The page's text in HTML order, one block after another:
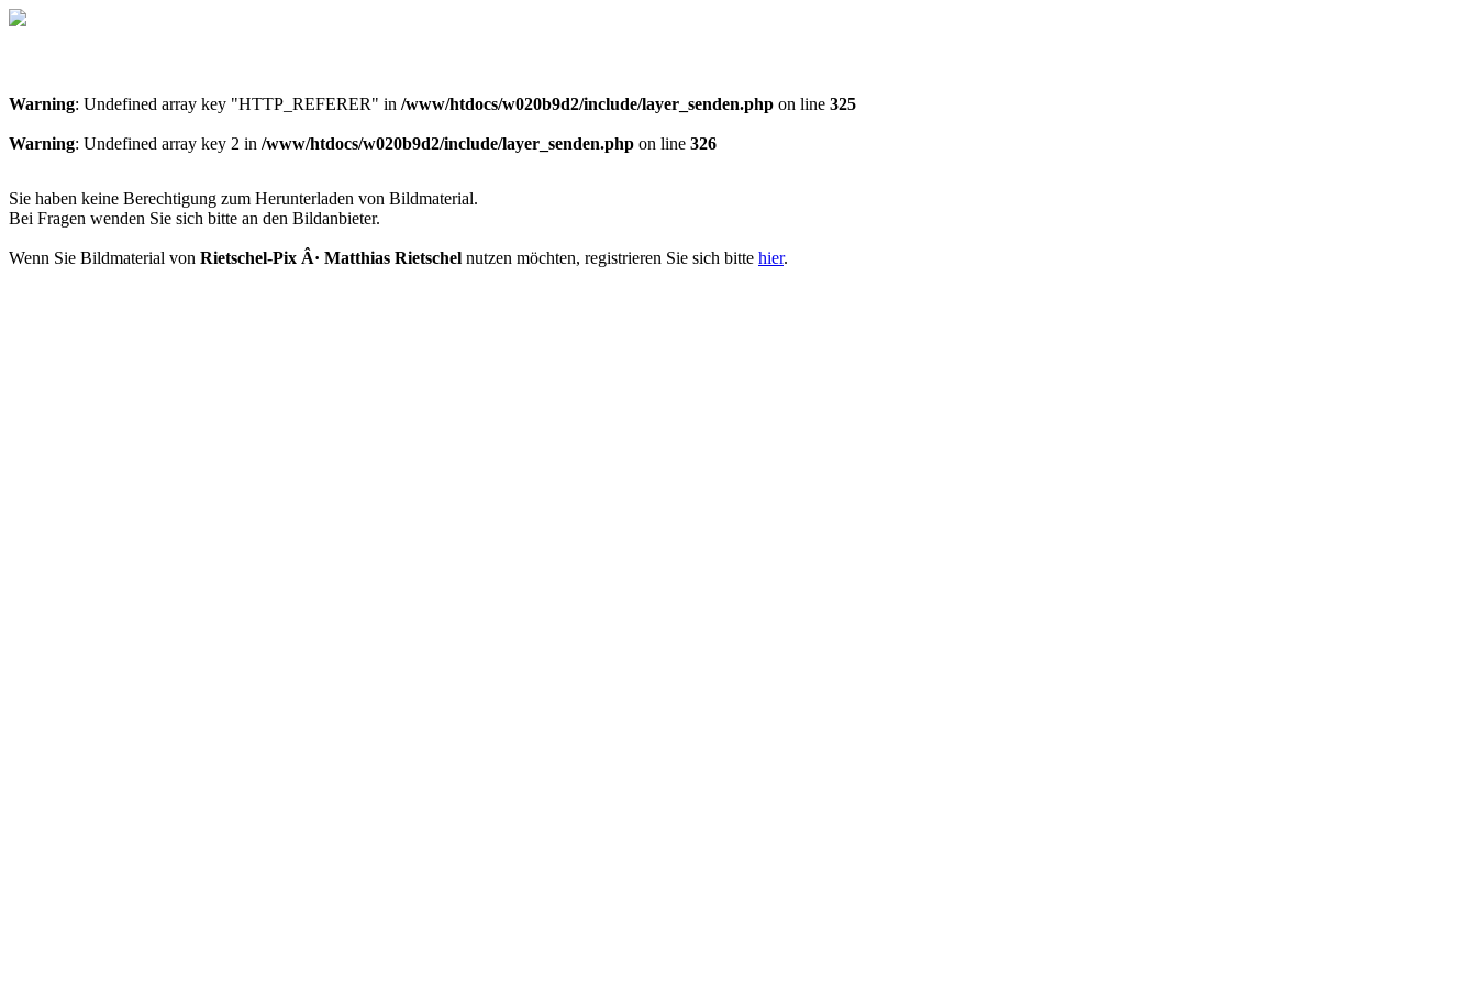
Warning: Undefined array key "HTTP_REFERER" in /www/htdocs/w020b9d2/include/layer_senden.php on line 325
Warning: Undefined array key 2 in /www/htdocs/w020b9d2/include/layer_senden.php on line 326
Sie haben keine Berechtigung zum Herunterladen von Bildmaterial.
Bei Fragen wenden Sie sich bitte an den Bildanbieter.
Wenn Sie Bildmaterial von Rietschel-Pix Â· Matthias Rietschel nutzen möchten, registrieren Sie sich bitte hier.